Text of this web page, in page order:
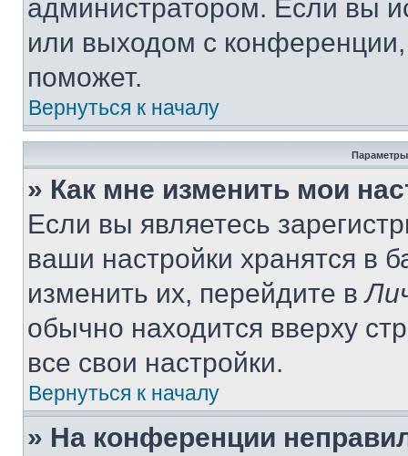
администратором. Если вы
или выходом с
поможет.
Вернуться к началу
Параметры
» Как мне изменить мои
Если вы являетесь
ваши настройки хранятся в
изменить их, перейдите в
обычно находится вверху
все свои настройки.
Вернуться к началу
» На конференции